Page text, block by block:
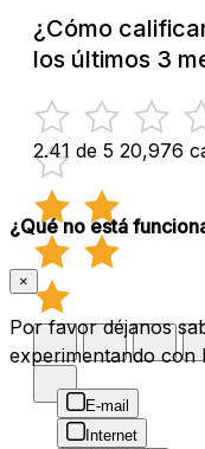
¿Cómo
los últimos 3
2.41 de 5 20,976
¿Qué no está
×
Por favor déjanos
experimentando con
E-mail
Internet